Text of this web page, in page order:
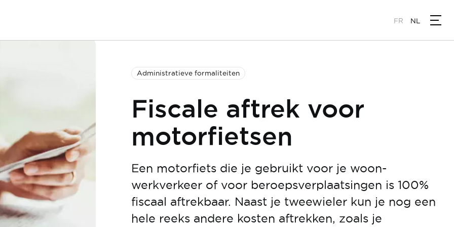
FR NL
Administratieve formaliteiten
Fiscale aftrek voor
motorfietsen
Een motorfiets die je gebruikt voor je woon-
werkverkeer of voor beroepsverplaatsingen is 100%
fiscaal aftrekbaar. Naast je tweewieler kun je nog een
hele reeks andere kosten aftrekken, zoals je